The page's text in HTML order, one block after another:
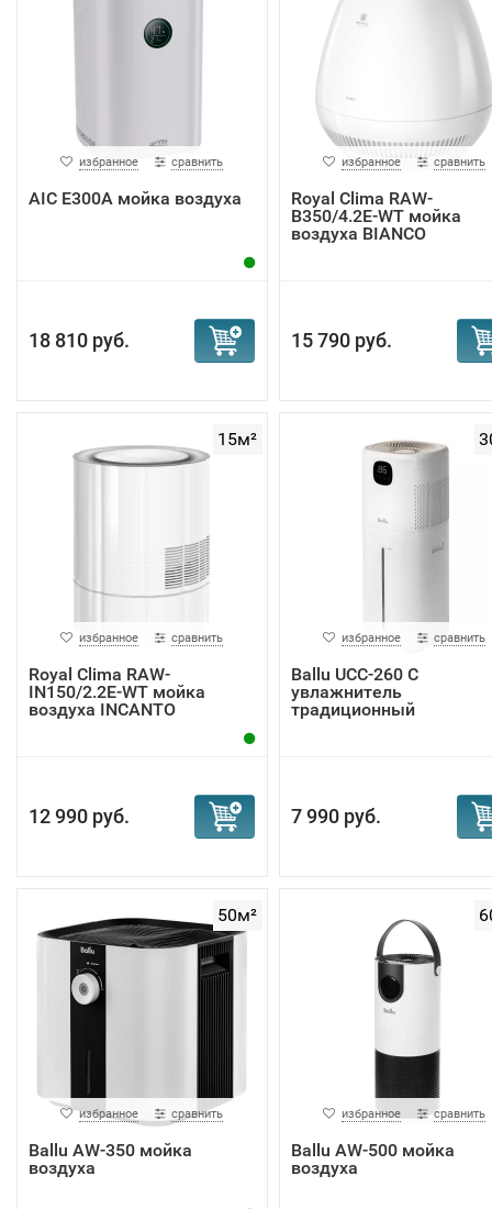
избранное сравнить
AIC E300A мойка воздуха
18 810 руб.
избранное сравнить
Royal Clima RAW-
B350/4.2E-WT мойка
воздуха BIANCO
15 790 руб.
15м²
избранное сравнить
Royal Clima RAW-
IN150/2.2E-WT мойка
воздуха INCANTO
12 990 руб.
избранное сравнить
Ballu UCC-260 C
увлажнитель
традиционный
7 990 руб.
50м²
избранное сравнить
Ballu AW-350 мойка
воздуха
избранное сравнить
Ballu AW-500 мойка
воздуха